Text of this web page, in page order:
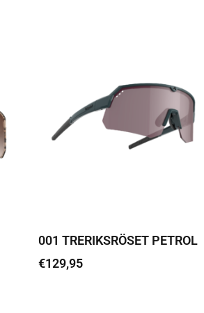
001 TRERIKSRÖSET PETROL
€129,95